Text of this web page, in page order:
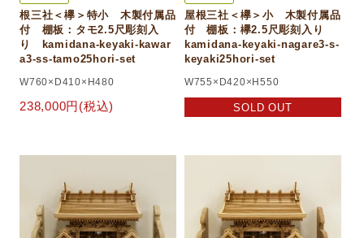
根三社＜欅＞特小 木製付属品
付 棚板：タモ2.5尺彫刻入
り kamidana-keyaki-kawar
a3-ss-tamo25hori-set
W760×D410×H480
238,000円(税込)
屋根三社＜欅＞小 木製付属品
付 棚板：欅2.5尺彫刻入り
kamidana-keyaki-nagare3-s-
keyaki25hori-set
W755×D420×H550
SOLD OUT